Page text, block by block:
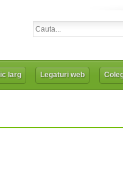
larg Legaturi web